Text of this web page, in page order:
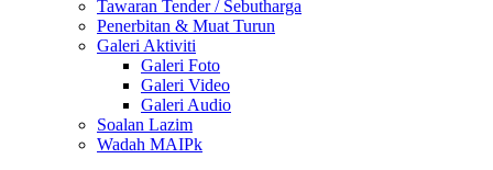
Tawaran Tender / Sebutharga
Penerbitan & Muat Turun
Galeri Aktiviti
Galeri Foto
Galeri Video
Galeri Audio
Soalan Lazim
Wadah MAIPk